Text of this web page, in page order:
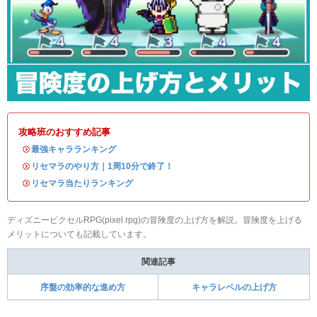
攻略班のおすすめ記事
・最強キャラランキング
・ リセマラのやり方｜1周10分で終了！
・ リセマラ当たりランキング
ディズニーピクセルRPG(pixel rpg)の冒険度の上げ方を解説。冒険度を上げる
メリットについても記載しています。
関連記事
序盤の効率的な進め方 キャラレベルの上げ方